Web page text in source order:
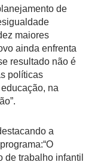
de
maiores
ainda enfrenta
resultado não é
políticas
na
a
de trabalho infantil